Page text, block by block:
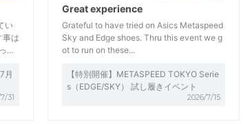
い
事は
…
月
31
Great experience
Grateful to have tried on Asics Metaspeed
Sky and Edge shoes. Thru this event we g
ot to run on these...
【特別開催】METASPEED TOKYO Serie
s（EDGE/SKY） 試し履きイベント
2026/7/15